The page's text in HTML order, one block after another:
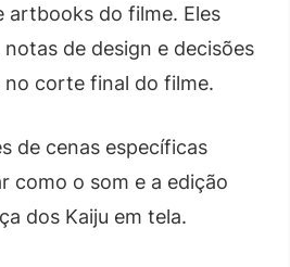
artbooks do filme. Eles
de design e decisões
no corte final do filme.
de cenas específicas
como o som e a edição
dos Kaiju em tela.